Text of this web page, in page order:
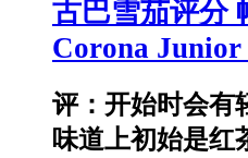
古巴雪茄评分
Corona Junior
评：开始时会有
味道上初始是红